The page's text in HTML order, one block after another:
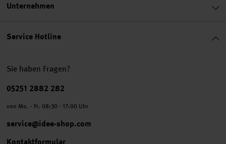
Service Hotline
Sie haben Fragen?
Telefonnummer
05251 2882 282
von Mo. - Fr. 08:30 - 17:00 Uhr
service@idee-shop.com
Kontaktformular
Unternehmen